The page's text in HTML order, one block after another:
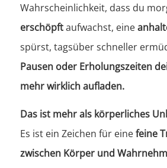
Wahrscheinlichkeit, dass du
erschöpftaufwachst, eine
spürst, tagsüber schneller
Pausen oder Erholungszeiten
mehr wirklich aufladen.
Das ist mehr als körperliches
Es ist ein Zeichen für einefeine
zwischen Körper und